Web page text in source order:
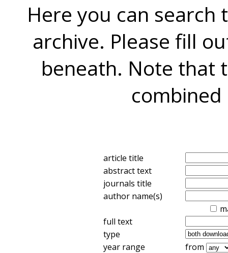
Here you can search
archive. Please fill
beneath. Note that
combined
article title
abstract text
journals title
author name(s)
full text
type
year range
from